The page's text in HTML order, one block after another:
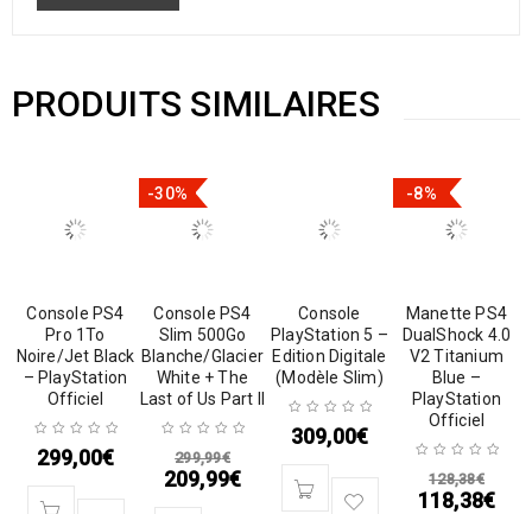
PRODUITS SIMILAIRES
Console PS4
Pro 1To
Noire/Jet Black
– PlayStation
Officiel
299,00€
-30%
Console PS4
Slim 500Go
Blanche/Glacier
White + The
Last of Us Part II
299,99€
209,99€
Console
PlayStation 5 –
Edition Digitale
(Modèle Slim)
309,00€
-8%
Manette PS4
DualShock 4.0
V2 Titanium
Blue –
PlayStation
Officiel
128,38€
118,38€